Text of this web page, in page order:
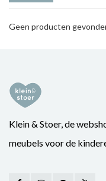
Geen producten
Klein & Stoer, de
meubels voor de